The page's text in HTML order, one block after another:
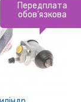
Передплата
обов'язкова